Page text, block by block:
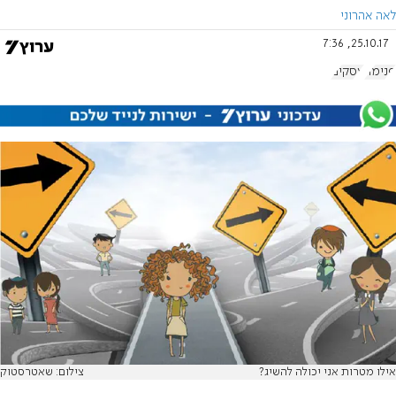
לאה אהרוני
25.10.17, 7:36
פנימה עסקים
אילו מטרות אני יכולה להשיג? צילום: שאטרסטוק